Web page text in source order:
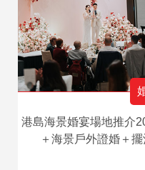
港島海景婚宴場地推介
＋海景戶外證婚＋